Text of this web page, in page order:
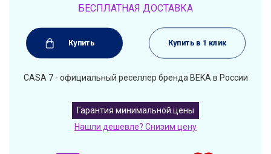
БЕСПЛАТНАЯ ДОСТАВКА
Купить Купить в 1 клик
CASA 7 - официальный реселлер бренда BEKA в России
Гарантия минимальной цены
Нашли дешевле? Снизим цену